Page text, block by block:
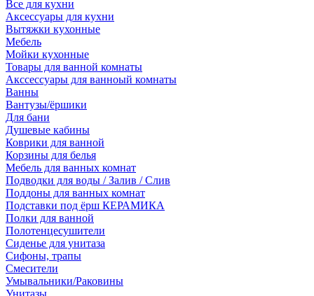
Все для кухни
Аксессуары для кухни
Вытяжки кухонные
Мебель
Мойки кухонные
Товары для ванной комнаты
Акссессуары для ванноый комнаты
Ванны
Вантузы/ёршики
Для бани
Душевые кабины
Коврики для ванной
Корзины для белья
Мебель для ванных комнат
Подводки для воды / Залив / Слив
Поддоны для ванных комнат
Подставки под ёрш КЕРАМИКА
Полки для ванной
Полотенцесушители
Сиденье для унитаза
Сифоны, трапы
Смесители
Умывальники/Раковины
Унитазы